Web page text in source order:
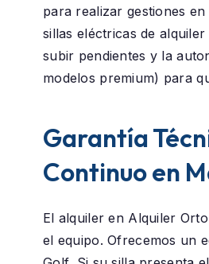
para realizar gestiones
sillas eléctricas de
subir pendientes y la
modelos premium) para
Garantía
Continuo en
El alquiler en Alquiler
el equipo. Ofrecemos un